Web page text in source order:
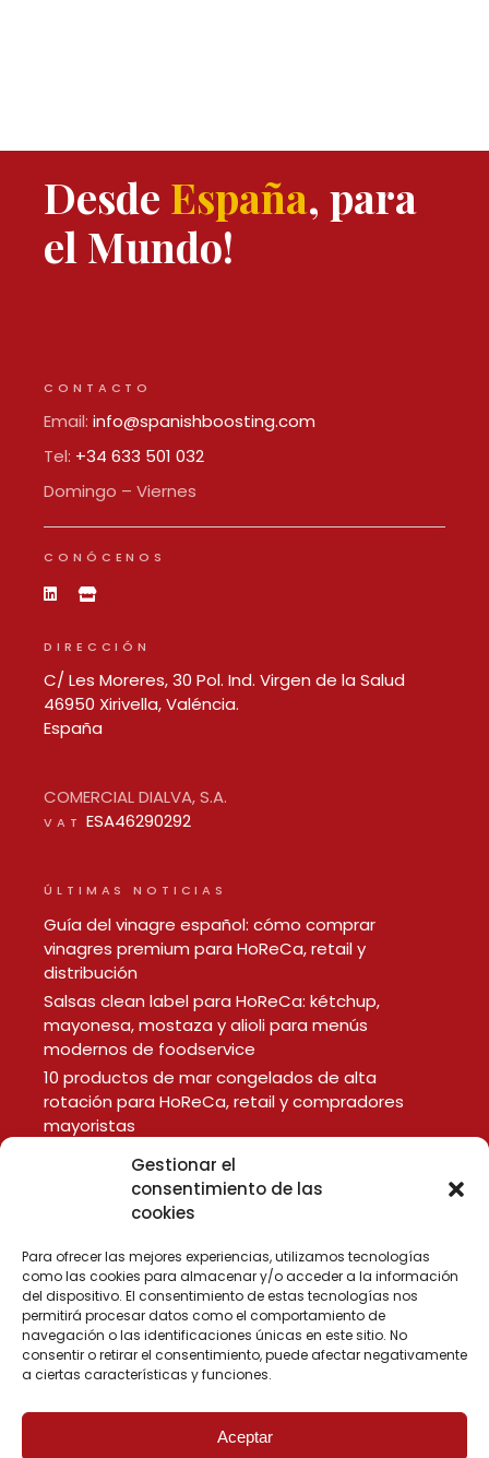
Gestionar el
consentimiento de las
cookies
Para ofrecer las mejores experiencias, utilizamos tecnologías
como las cookies para almacenar y/o acceder a la información
del dispositivo. El consentimiento de estas tecnologías nos
permitirá procesar datos como el comportamiento de
navegación o las identificaciones únicas en este sitio. No
consentir o retirar el consentimiento, puede afectar negativamente
a ciertas características y funciones.
Aceptar
Desde España, para
el Mundo!
CONTACTO
Email:info@spanishboosting.com
Tel: +34 633 501 032
Domingo – Viernes
CONÓCENOS
DIRECCIÓN
C/ Les Moreres, 30 Pol. Ind. Virgen de la Salud
46950 Xirivella, Valéncia.
España
COMERCIAL DIALVA, S.A.
VAT ESA46290292
ÚLTIMAS NOTICIAS
Guía del vinagre español: cómo comprar
vinagres premium para HoReCa, retail y
distribución
Salsas clean label para HoReCa: kétchup,
mayonesa, mostaza y alioli para menús
modernos de foodservice
10 productos de mar congelados de alta
rotación para HoReCa, retail y compradores
mayoristas
Aviso Legal
Política de Privacidad
Política de Cookies